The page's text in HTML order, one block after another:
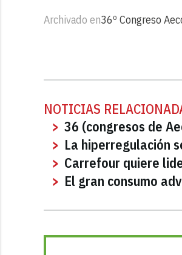
Archivado en36º Congreso
NOTICIAS
36 (congresos de
La hiperregulación
Carrefour quiere
El gran consumo